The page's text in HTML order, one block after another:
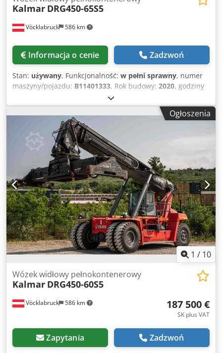
Vöcklabruck 586 km
Kalmar DRG450-65S5
Informacja o cenie Zadzwoń
Stan: używany, Funkcjonalność: w pełni sprawny, numer
maszyny/pojazdu: B11401333, Rok budowy: 2020, godziny
45 000 kg
podnoszenia:15 100 mm, rodzaj paliwa:diesel, moc:265
kW (360,30 KM), masa własna:71 100 kg, typ napędu:
, Reachstacker do pełnych kontenerów Numer
podwozia: B11401333 Djdpfxozkc Aae Afmeck Skrzynia
biegów: ZF 5WG 261 Stan: Gotowy do pracy i w pełni
sprawny Stan techniczny: bardzo dobry Ogumienie
przednie typ: pneumatyczne Ogumienie tylne typ:
pneumatyczne Opis:
Ogłoszenia
1 / 10
Vöcklabruck 586 km
Wózek widłowy pełnokontenerowy
Kalmar DRG450-60S5
187 500 €
SK plus VAT
Zapytania Zadzwoń